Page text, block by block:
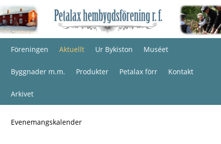
Föreningen Aktuellt Ur Bykiston Muséet
Byggnader m.m. Produkter Petalax förr Kontakt
Arkivet
Evenemangskalender